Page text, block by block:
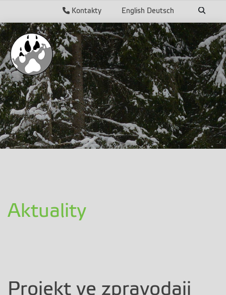
English Deutsch
Kontakty
Aktuality
Projekt ve zpravodaji